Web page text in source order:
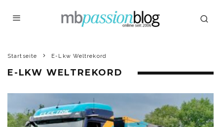
Startseite E-Lkw Weltrekord
E-LKW WELTREKORD